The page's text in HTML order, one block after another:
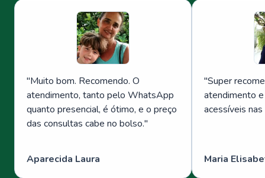
"Muito bom. Recomendo. O
atendimento, tanto pelo WhatsApp
quanto presencial, é ótimo, e o preço
das consultas cabe no bolso."
Aparecida Laura
"Super
atendimento
acessíveis
Maria